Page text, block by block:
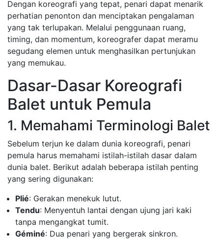
Dengan koreografi yang tepat, penari dapat menarik
perhatian penonton dan menciptakan pengalaman
yang tak terlupakan. Melalui penggunaan ruang,
timing, dan momentum, koreografer dapat meramu
segudang elemen untuk menghasilkan pertunjukan
yang memukau.
Dasar-Dasar Koreografi
Balet untuk Pemula
1. Memahami Terminologi Balet
Sebelum terjun ke dalam dunia koreografi, penari
pemula harus memahami istilah-istilah dasar dalam
dunia balet. Berikut adalah beberapa istilah penting
yang sering digunakan:
Plié: Gerakan menekuk lutut.
Tendu: Menyentuh lantai dengan ujung jari kaki
tanpa mengangkat tumit.
Géminé: Dua penari yang bergerak sinkron.